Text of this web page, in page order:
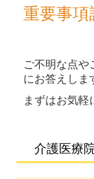
重要事
ご不明な点や
にお答えしま
まずはお気軽
介護医療